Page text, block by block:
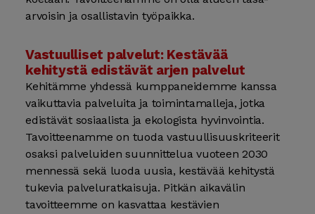
arvoisin ja osallistavin työpaikka.
Vastuulliset palvelut: Kestävää
kehitystä edistävät arjen palvelut
Kehitämme yhdessä kumppaneidemme kanssa
vaikuttavia palveluita ja toimintamalleja, jotka
edistävät sosiaalista ja ekologista hyvinvointia.
Tavoitteenamme on tuoda vastuullisuuskriteerit
osaksi palveluiden suunnittelua vuoteen 2030
mennessä sekä luoda uusia, kestävää kehitystä
tukevia palveluratkaisuja. Pitkän aikavälin
tavoitteemme on kasvattaa kestävien